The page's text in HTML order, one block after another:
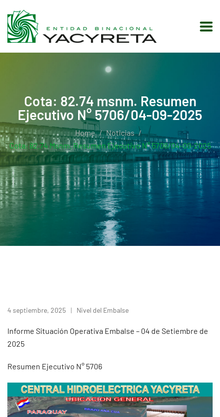
Cota: 82.74 msnm. Resumen
Ejecutivo N° 5706/04-09-2025
Home
Noticias
Cota: 82.74 Msnm. Resumen Ejecutivo N° 5706/04-09-2025
4 septiembre, 2025 Nivel del Embalse
Informe Situación Operativa Embalse – 04 de Setiembre de
2025
Resumen Ejecutivo N° 5706